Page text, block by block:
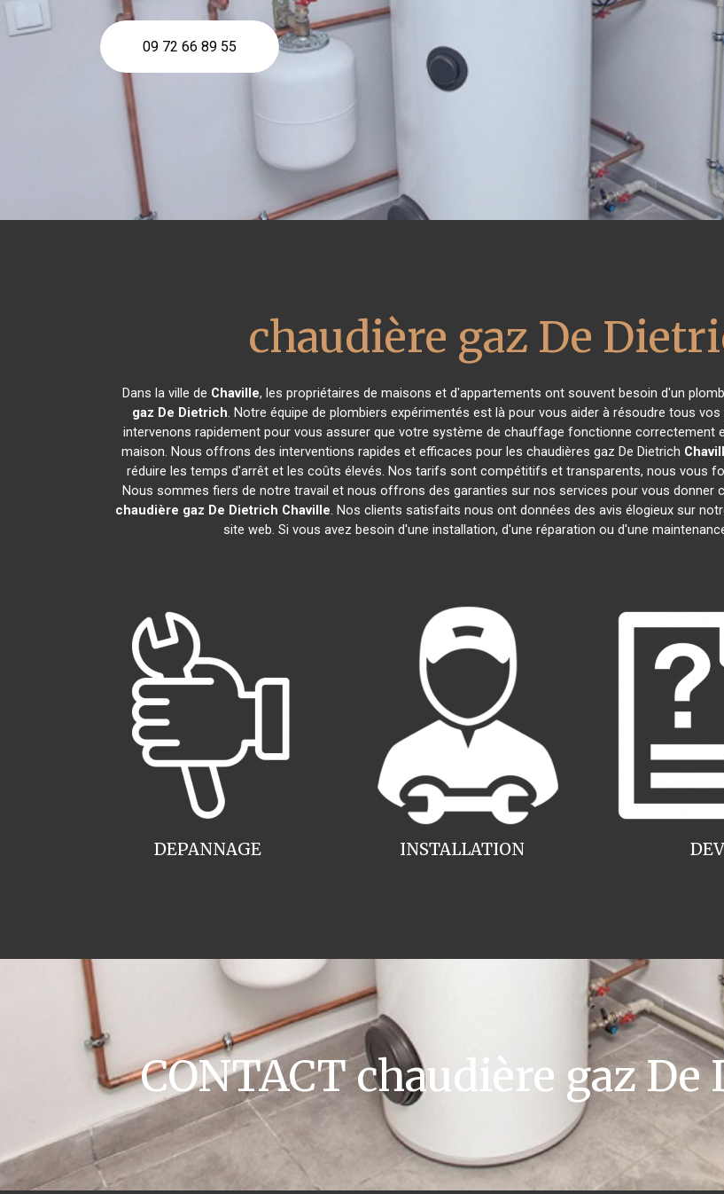
09 72 66 89 55
chaudière gaz De
Dans la ville de Chaville, les propriétaires de maisons et d'appartements ont souvent besoin d'un
gaz De Dietrich. Notre équipe de plombiers expérimentés est là pour vous aider à résoudre tous
intervenons rapidement pour vous assurer que votre système de chauffage fonctionne correctement
maison. Nous offrons des interventions rapides et efficaces pour les chaudières gaz De Dietrich
réduire les temps d'arrêt et les coûts élevés. Nos tarifs sont compétitifs et transparents, nous vous
Nous sommes fiers de notre travail et nous offrons des garanties sur nos services pour vous donner
chaudière gaz De Dietrich Chaville. Nos clients satisfaits nous ont données des avis élogieux sur
site web. Si vous avez besoin d'une installation, d'une réparation ou d'une
INSTALLATION
DEPANNAGE
CONTACT chaudière gaz